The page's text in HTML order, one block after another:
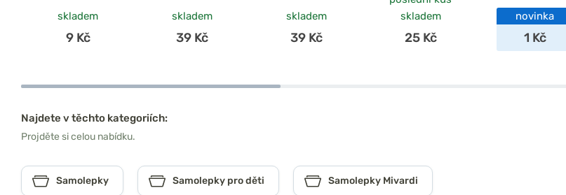
skladem
9 Kč
skladem
39 Kč
skladem
39 Kč
skladem
25 Kč
novinka
1 Kč
Najdete v těchto kategoriích:
Projděte si celou nabídku.
Samolepky Samolepky pro děti Samolepky Mivardi